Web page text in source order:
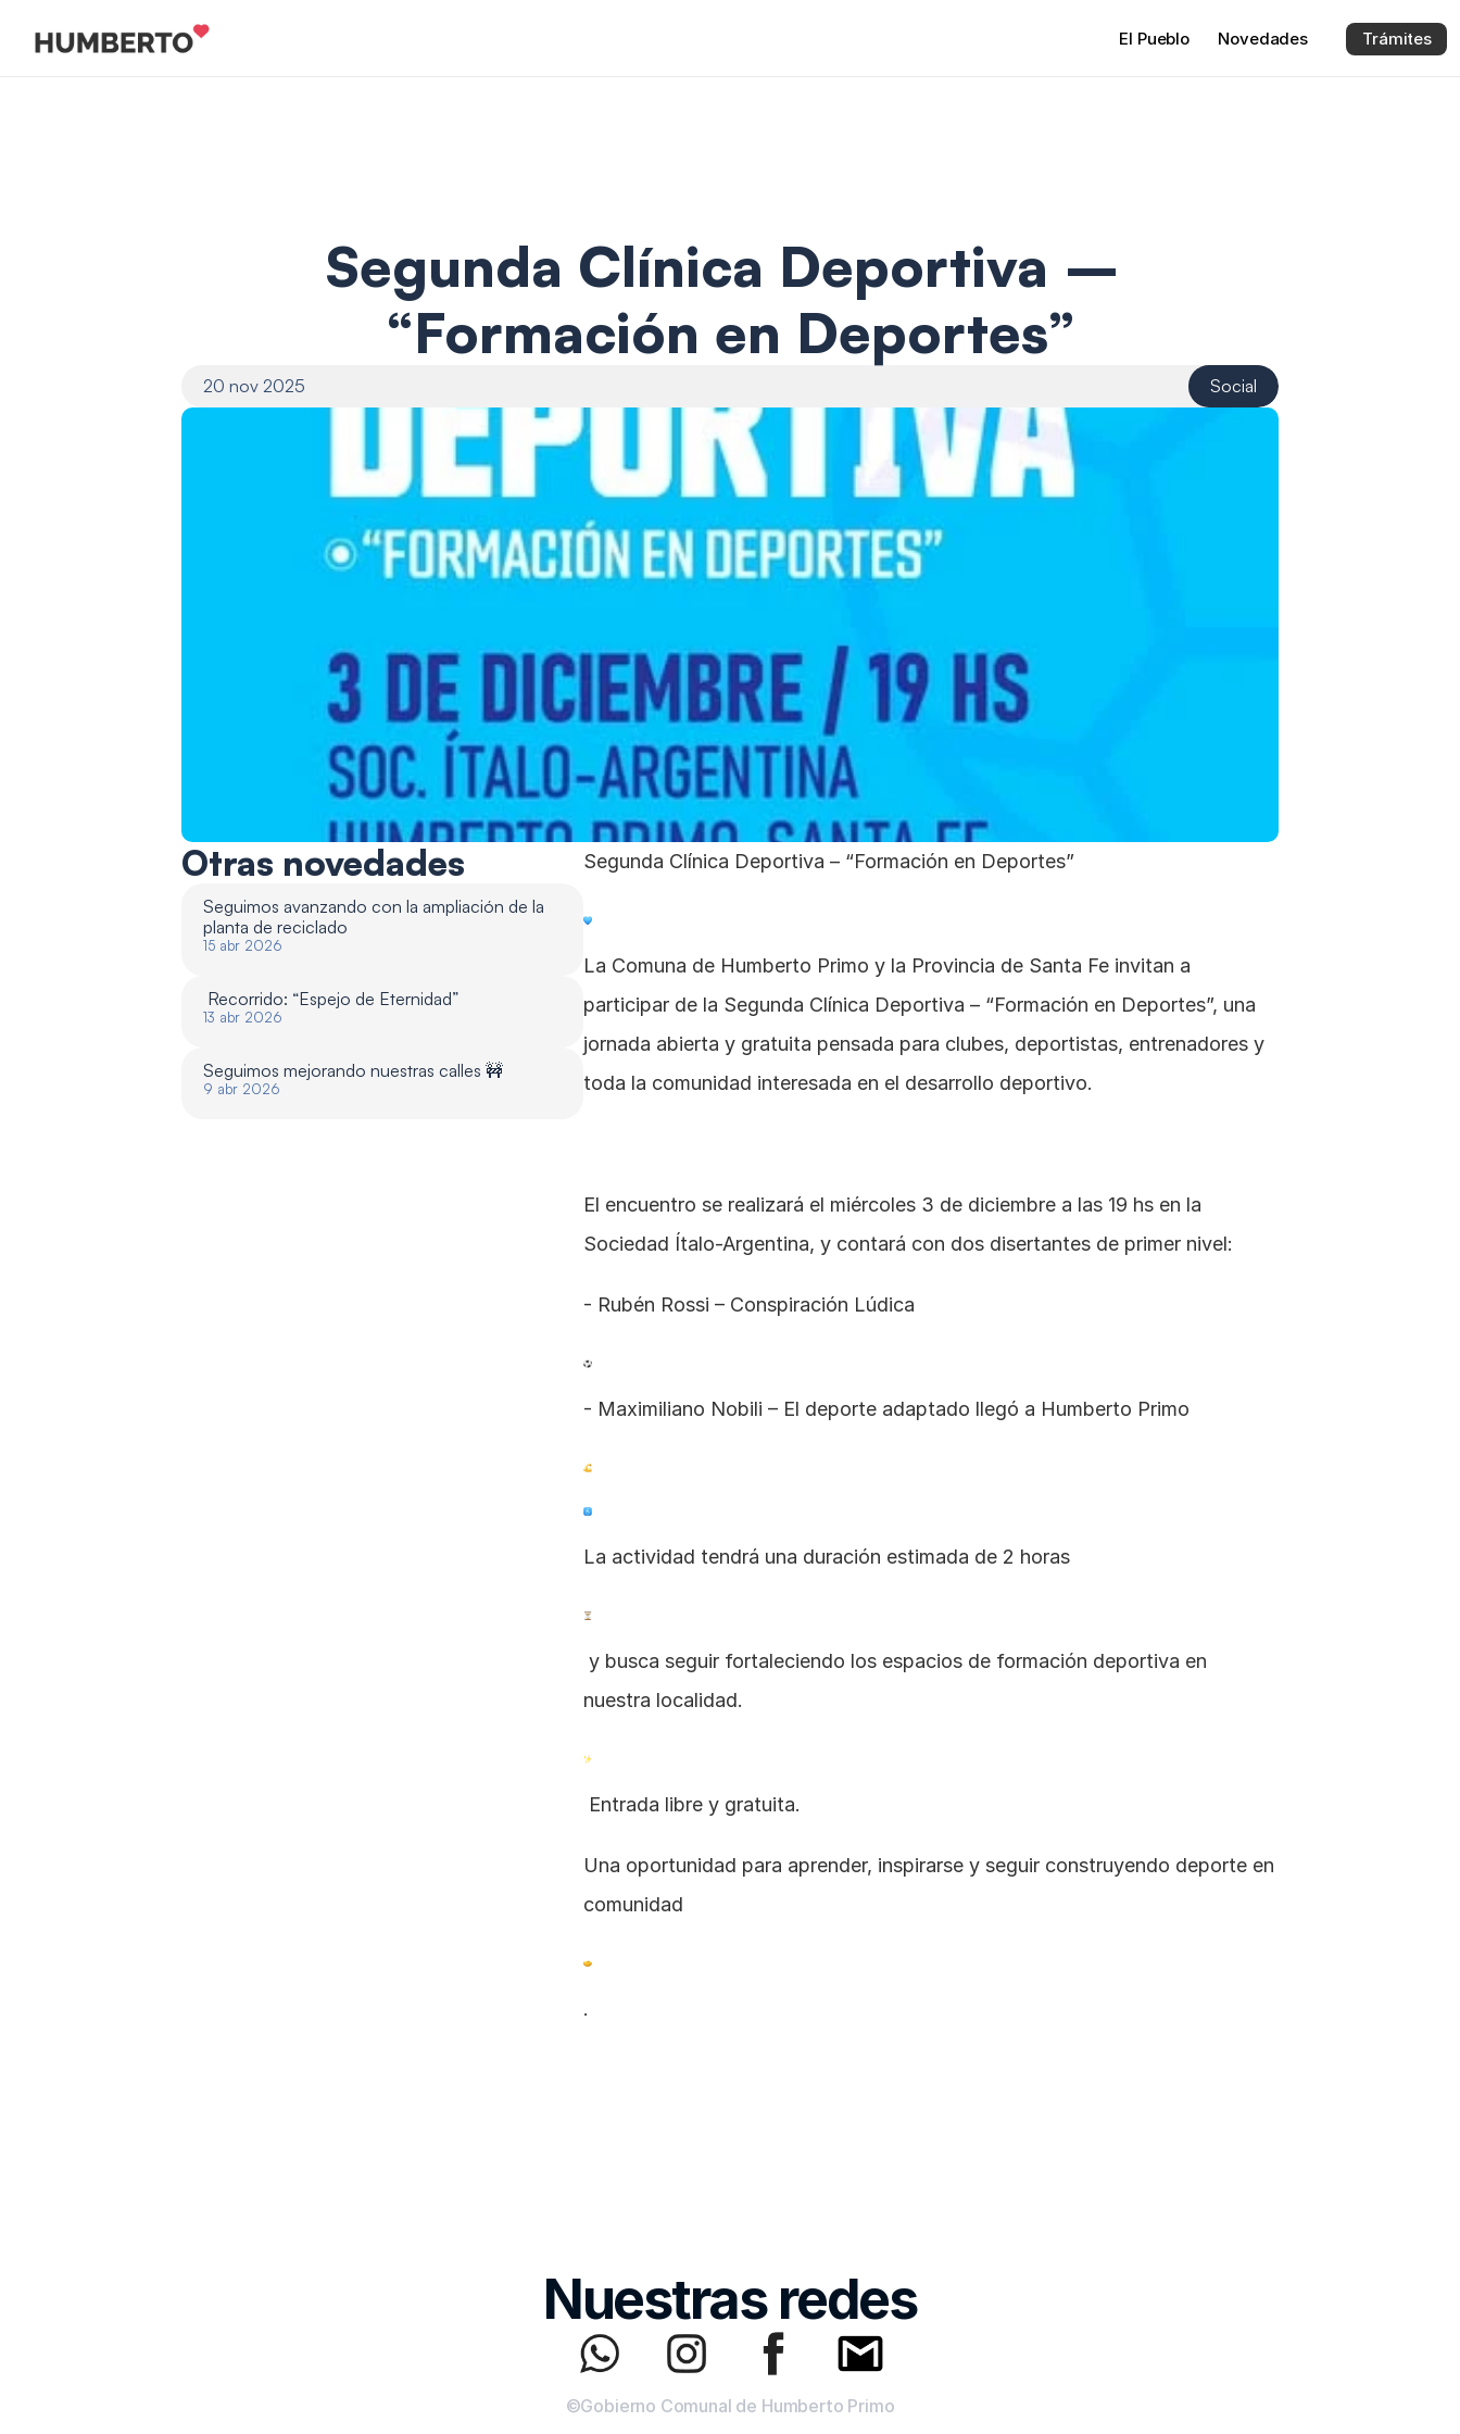
Segunda Clínica Deportiva –
“Formación en Deportes”
20 nov 2025 Social
El Pueblo Novedades Trámites
Otras novedades
Seguimos avanzando con la ampliación de la
planta de reciclado
15 abr 2026
Recorrido: “Espejo de Eternidad”
13 abr 2026
Seguimos mejorando nuestras calles 🚧
9 abr 2026
Segunda Clínica Deportiva – “Formación en Deportes”
La Comuna de Humberto Primo y la Provincia de Santa Fe invitan a
participar de la Segunda Clínica Deportiva – “Formación en Deportes”, una
jornada abierta y gratuita pensada para clubes, deportistas, entrenadores y
toda la comunidad interesada en el desarrollo deportivo.
El encuentro se realizará el miércoles 3 de diciembre a las 19 hs en la
Sociedad Ítalo-Argentina, y contará con dos disertantes de primer nivel:
- Rubén Rossi – Conspiración Lúdica
- Maximiliano Nobili – El deporte adaptado llegó a Humberto Primo
La actividad tendrá una duración estimada de 2 horas
nuestra localidad.
Entrada libre y gratuita.
Una oportunidad para aprender, inspirarse y seguir construyendo deporte en
comunidad
.
Nuestras redes
©Gobierno Comunal de Humberto Primo